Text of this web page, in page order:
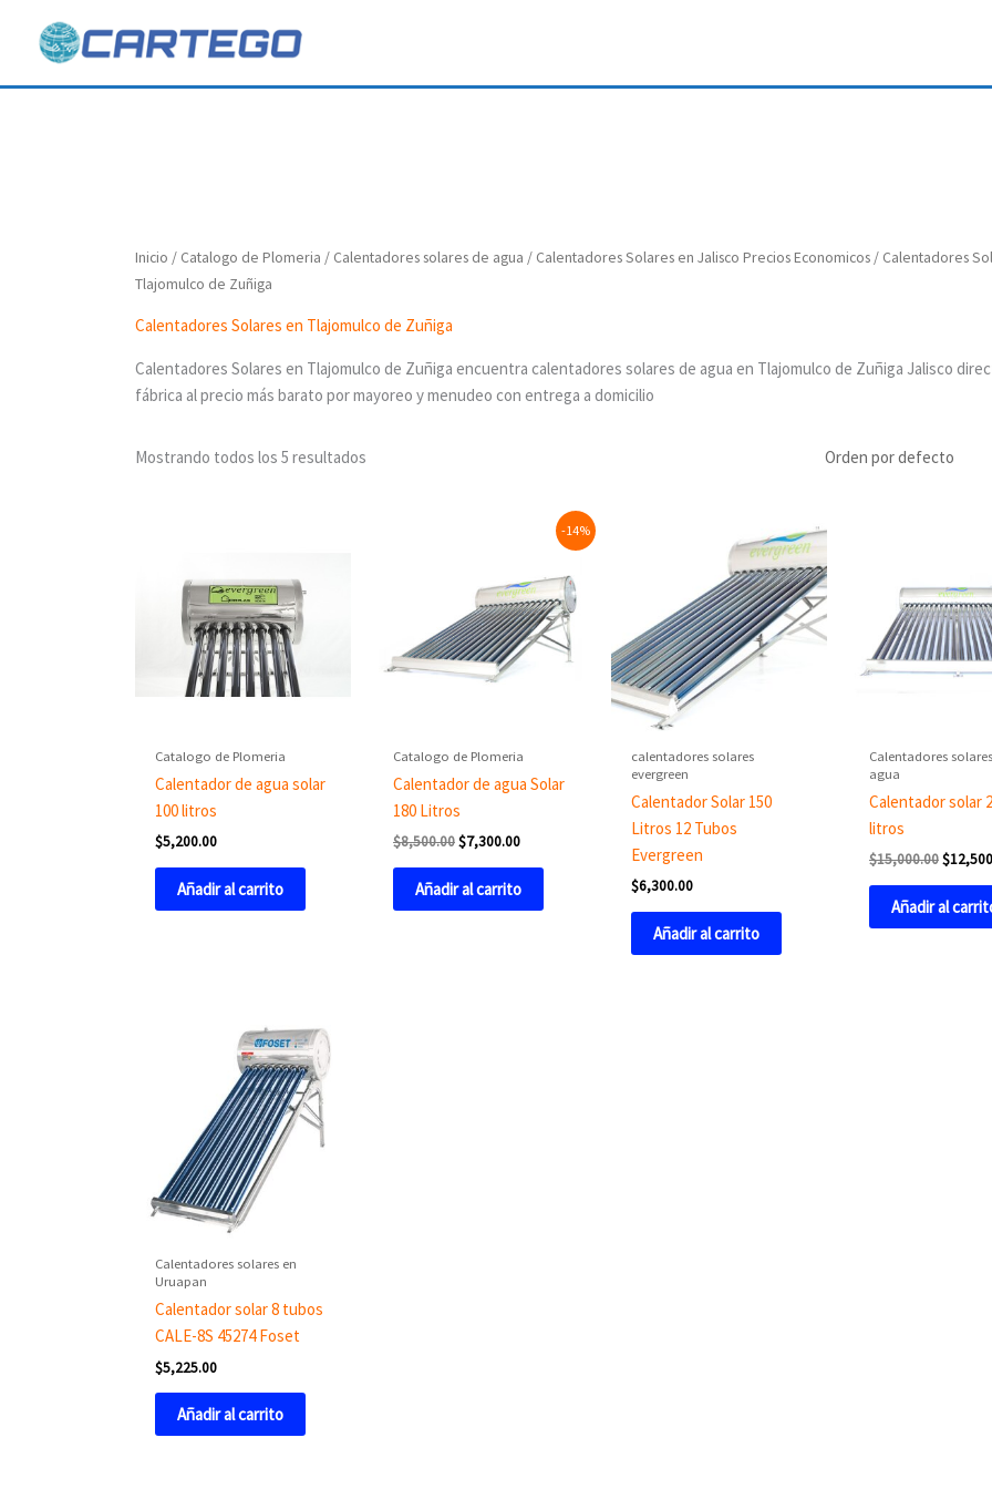
contenido
Inicio / Catalogo de Plomeria / Calentadores solares de agua / Calentadores Solares en Jalisco Precios Economicos / Calentadores
Tlajomulco de Zuñiga
Calentadores Solares en Tlajomulco de Zuñiga
Calentadores Solares en Tlajomulco de Zuñiga encuentra calentadores solares de agua en Tlajomulco de Zuñiga Jalisco
fábrica al precio más barato por mayoreo y menudeo con entrega a domicilio
Mostrando todos los 5 resultados
Catalogo de Plomeria
Calentador de agua solar
100 litros
$5,200.00
Añadir al carrito
-14%
Catalogo de Plomeria
Calentador de agua Solar
180 Litros
$8,500.00
$8,500.00.
$7,300.00
Current
$7,300.00.
Añadir al carrito
calentadores solares
evergreen
Calentador Solar 150
Litros 12 Tubos
Evergreen
$6,300.00
Añadir al carrito
Calentadores
agua
Calentador solar
litros
$15,000.00$
Añadir al
Calentadores solares en
Uruapan
Calentador solar 8 tubos
CALE-8S 45274 Foset
$5,225.00
Añadir al carrito